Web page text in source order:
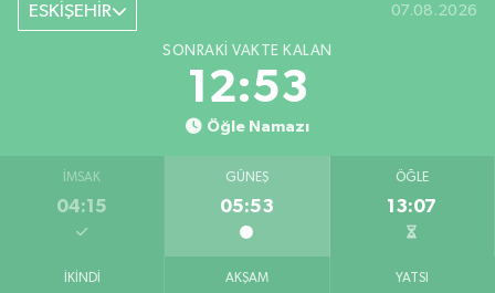
ESKİŞEHİR 07.08.2026
SONRAKI VAKTE KALAN
12:53
Öğle Namazı
İMSAK
04:15
GÜNEŞ
05:53
ÖĞLE
13:07
İKINDI AKŞAM YATSI